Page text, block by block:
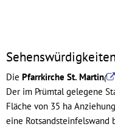
Sehenswürdigkeiten
Die Pfarrkirche St. Martin(
Der im Prümtal gelegene
Fläche von 35 ha
eine Rotsandsteinfelswand